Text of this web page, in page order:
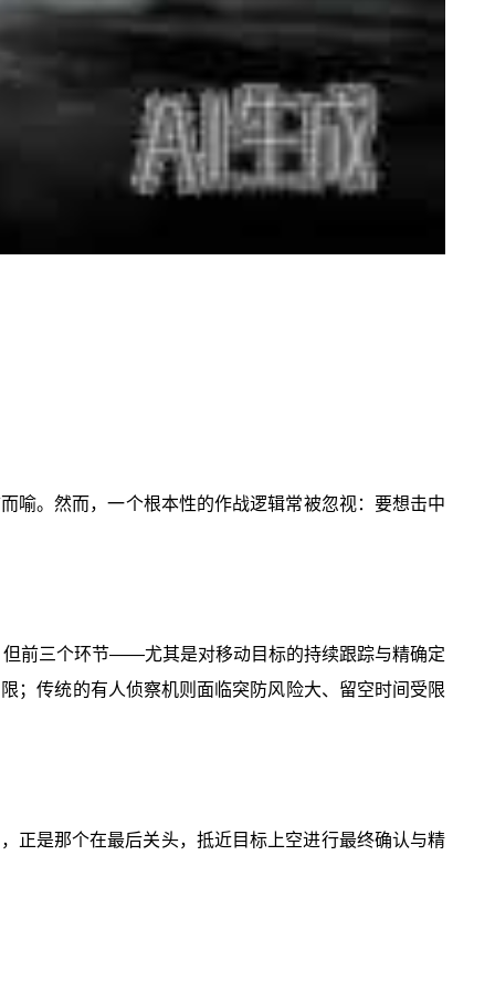
喻。然而，一个根本性的作战逻辑常被忽视：要想击中
但前三个环节——尤其是对移动目标的持续跟踪与精确定
传统的有人侦察机则面临突防风险大、留空时间受限
正是那个在最后关头，抵近目标上空进行最终确认与精